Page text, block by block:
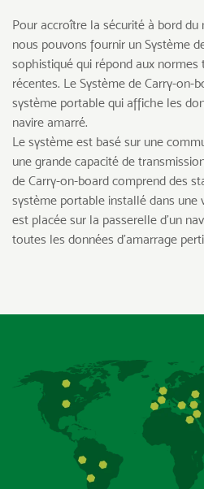
Pour accroître la sécurité à bord du
nous pouvons fournir un Système
sophistiqué qui répond aux
récentes. Le Système de Carry-on-
système portable qui affiche les
navire amarré.
Le système est basé sur une
une grande capacité de
de Carry-on-board comprend des
système portable installé dans une
est placée sur la passerelle d’un
toutes les données d’amarrage